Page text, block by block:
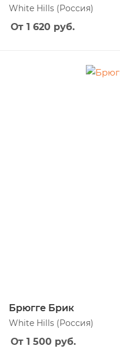
White Hills (Россия)
От 1 620 руб.
Брюгге Брик
White Hills (Россия)
От 1 500 руб.